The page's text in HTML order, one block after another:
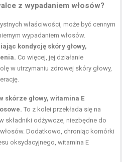
z wypadaniem włosów?
właściwości, może być cennym
wypadaniem włosów.
kondycję skóry głowy,
Co więcej, jej działanie
w utrzymaniu zdrowej skóry głowy,
skórze głowy, witamina E
To z kolei przekłada się na
składniki odżywcze, niezbędne do
Dodatkowo, chroniąc komórki
oksydacyjnego, witamina E